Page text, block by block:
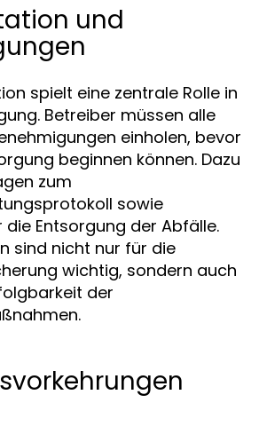
und
spielt eine zentrale Rolle in
Betreiber müssen alle
einholen, bevor
beginnen können. Dazu
zum
sowie
die Entsorgung der Abfälle.
sind nicht nur für die
wichtig, sondern auch
der